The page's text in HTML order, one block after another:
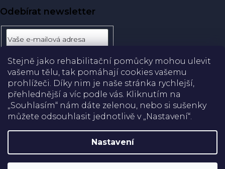
Stejně jako rehabilitační pomůcky mohou ulevit
vašemu tělu, tak pomáhají cookies vašemu
prohlížeči. Díky nim je naše stránka rychlejší,
přehlednější a víc podle vás. Kliknutím na
„Souhlasím“ nám dáte zelenou, nebo si sušenky
můžete odsouhlasit jednotlivě v „Nastavení“.
Nastavení
Doprava
Platba
Odebírat newsletter
Přihlásit
se